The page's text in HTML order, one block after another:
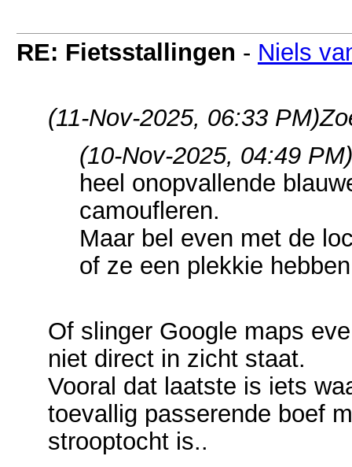
RE: Fietsstallingen - Niels
(11-Nov-2025, 06:33 PM)
(10-Nov-2025, 04:49 PM)
heel onopvallende
camoufleren.
Maar bel even met de
of ze een plekkie
Of slinger Google maps
niet direct in zicht staat.
Vooral dat laatste is iets
toevallig passerende boef
strooptocht is..